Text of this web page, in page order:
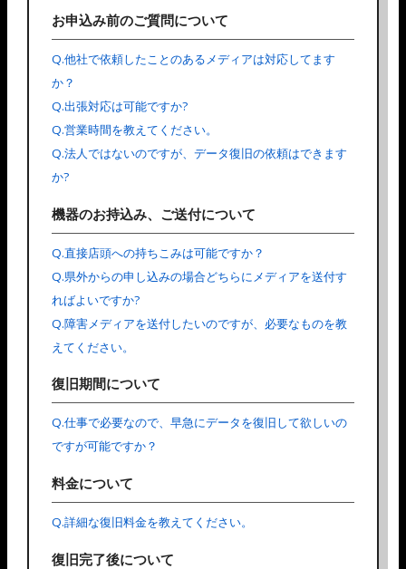
お申込み前のご質問について
Q.他社で依頼したことのあるメディアは対応してます
か？
Q.出張対応は可能ですか?
Q.営業時間を教えてください。
Q.法人ではないのですが、データ復旧の依頼はできます
か?
機器のお持込み、ご送付について
Q.直接店頭への持ちこみは可能ですか？
Q.県外からの申し込みの場合どちらにメディアを送付す
ればよいですか?
Q.障害メディアを送付したいのですが、必要なものを教
えてください。
復旧期間について
Q.仕事で必要なので、早急にデータを復旧して欲しいの
ですが可能ですか？
料金について
Q.詳細な復旧料金を教えてください。
復旧完了後について